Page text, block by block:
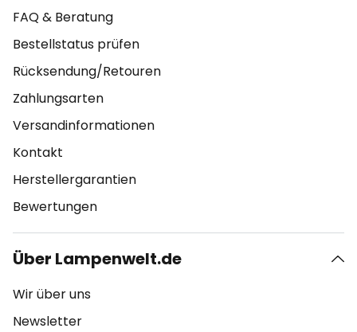
FAQ & Beratung
Bestellstatus prüfen
Rücksendung/Retouren
Zahlungsarten
Versandinformationen
Kontakt
Herstellergarantien
Bewertungen
Über Lampenwelt.de
Wir über uns
Newsletter